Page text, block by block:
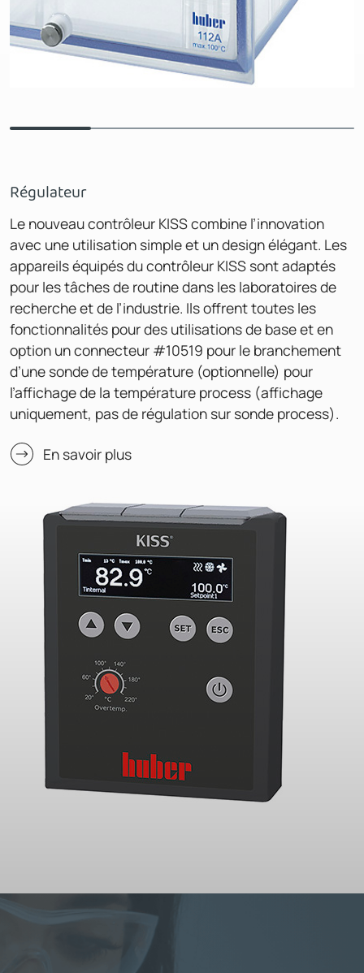
Régulateur
Le nouveau contrôleur KISS combine l’innovation
avec une utilisation simple et un design élégant. Les
appareils équipés du contrôleur KISS sont adaptés
pour les tâches de routine dans les laboratoires de
recherche et de l’industrie. Ils offrent toutes les
fonctionnalités pour des utilisations de base et en
option un connecteur #10519 pour le branchement
d’une sonde de température (optionnelle) pour
l’affichage de la température process (affichage
uniquement, pas de régulation sur sonde process).
En savoir plus